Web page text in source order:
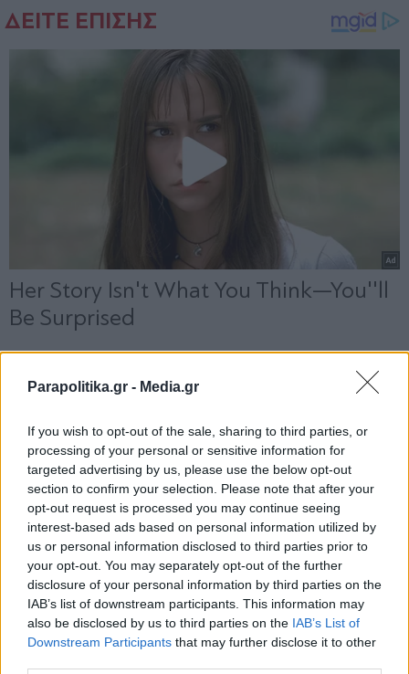
Parapolitika.gr - Media.gr
If you wish to opt-out of the sale, sharing to third parties, or
processing of your personal or sensitive information for
targeted advertising by us, please use the below opt-out
section to confirm your selection. Please note that after your
opt-out request is processed you may continue seeing
interest-based ads based on personal information utilized by
us or personal information disclosed to third parties prior to
your opt-out. You may separately opt-out of the further
disclosure of your personal information by third parties on the
IAB’s list of downstream participants. This information may
also be disclosed by us to third parties on the IAB’s List of
Downstream Participants that may further disclose it to other
Εγγραφή στο newsletter